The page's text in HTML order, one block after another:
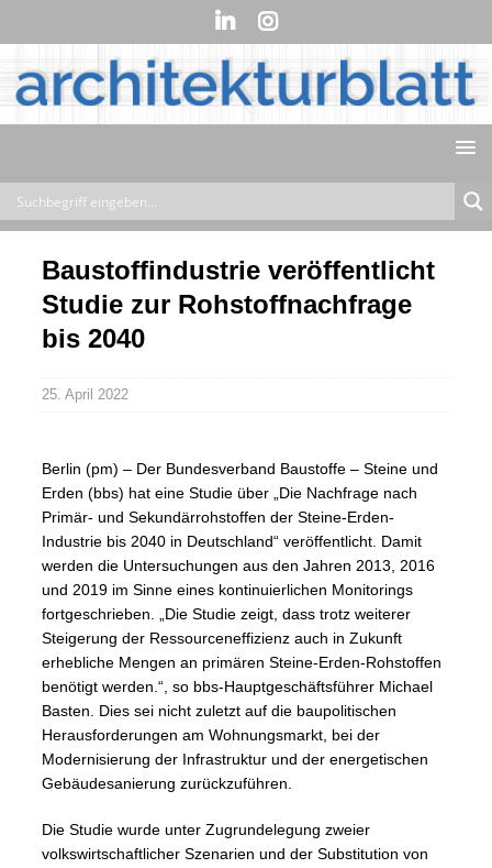
Baustoffindustrie veröffentlicht
Studie zur Rohstoffnachfrage
bis 2040
25. April 2022
Berlin (pm) – Der Bundesverband Baustoffe – Steine und
Erden (bbs) hat eine Studie über „Die Nachfrage nach
Primär- und Sekundärrohstoffen der Steine-Erden-
Industrie bis 2040 in Deutschland“ veröffentlicht. Damit
werden die Untersuchungen aus den Jahren 2013, 2016
und 2019 im Sinne eines kontinuierlichen Monitorings
fortgeschrieben. „Die Studie zeigt, dass trotz weiterer
Steigerung der Ressourceneffizienz auch in Zukunft
erhebliche Mengen an primären Steine-Erden-Rohstoffen
benötigt werden.“, so bbs-Hauptgeschäftsführer Michael
Basten. Dies sei nicht zuletzt auf die baupolitischen
Herausforderungen am Wohnungsmarkt, bei der
Modernisierung der Infrastruktur und der energetischen
Gebäudesanierung zurückzuführen.
Die Studie wurde unter Zugrundelegung zweier
volkswirtschaftlicher Szenarien und der Substitution von